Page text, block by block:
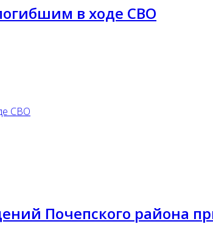
в ходе СВО
СВО
Почепского района